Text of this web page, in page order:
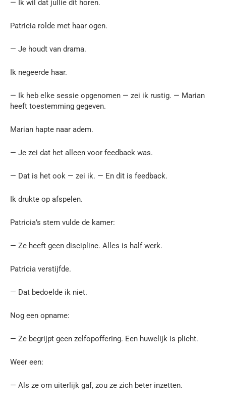
— Ik wil dat jullie dit horen.
Patricia rolde met haar ogen.
— Je houdt van drama.
Ik negeerde haar.
— Ik heb elke sessie opgenomen — zei ik rustig. — Marian
heeft toestemming gegeven.
Marian hapte naar adem.
— Je zei dat het alleen voor feedback was.
— Dat is het ook — zei ik. — En dit is feedback.
Ik drukte op afspelen.
Patricia’s stem vulde de kamer:
— Ze heeft geen discipline. Alles is half werk.
Patricia verstijfde.
— Dat bedoelde ik niet.
Nog een opname:
— Ze begrijpt geen zelfopoffering. Een huwelijk is plicht.
Weer een:
— Als ze om uiterlijk gaf, zou ze zich beter inzetten.